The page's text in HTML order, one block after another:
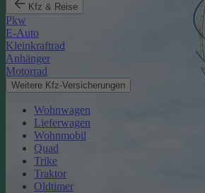
Kfz & Reise
Pkw
E-Auto
Kleinkraftrad
Anhänger
Motorrad
Weitere Kfz-Versicherungen
Wohnwagen
Lieferwagen
Wohnmobil
Quad
Trike
Traktor
Oldtimer